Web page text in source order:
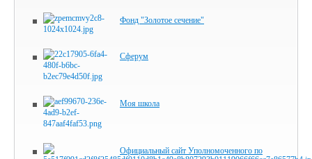
Фонд "Золотое сечение"
Сферум
Моя школа
Официальный сайт Уполномоченного по